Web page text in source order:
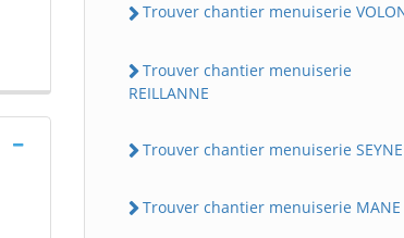
Trouver chantier menuiserie
Trouver chantier menuiserie
REILLANNE
Trouver chantier menuiserie SEYNE
Trouver chantier menuiserie MANE